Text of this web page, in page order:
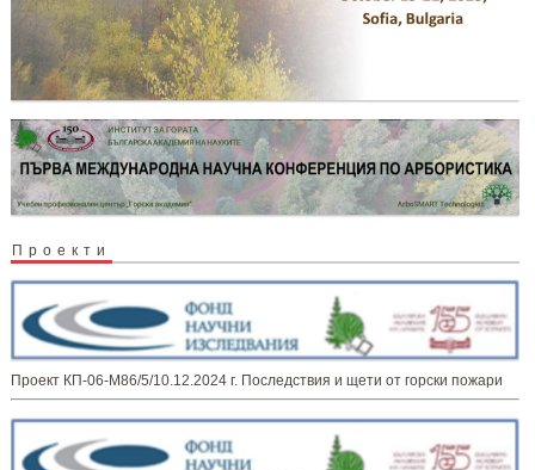
Проекти
Проект КП-06-М86/5/10.12.2024 г. Последствия и щети от горски пожари